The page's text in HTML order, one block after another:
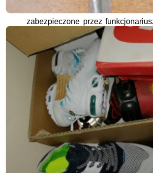
zabezpieczone przez